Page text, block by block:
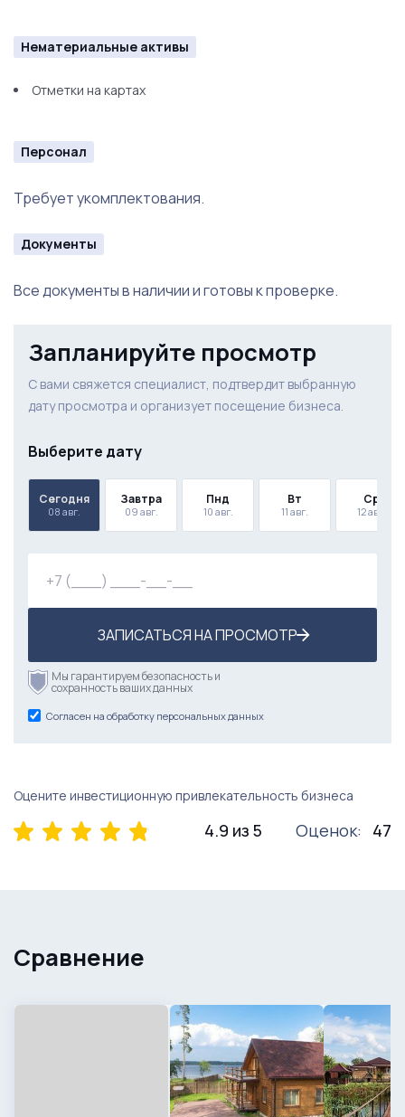
Нематериальные активы
Отметки на картах
Персонал
Требует укомплектования.
Документы
Все документы в наличии и готовы к проверке.
Запланируйте просмотр
С вами свяжется специалист, подтвердит выбранную
дату просмотра и организует посещение бизнеса.
Выберите дату
Сегодня
08 авг.
Завтра
09 авг.
Пнд
10 авг.
Вт
11 авг.
Ср
12 авг.
ЗАПИСАТЬСЯ НА ПРОСМОТР
Мы гарантируем безопасность и
сохранность ваших данных
Согласен на обработку персональных данных
Оцените инвестиционную привлекательность бизнеса
4.9 из 5 Оценок: 47
Сравнение